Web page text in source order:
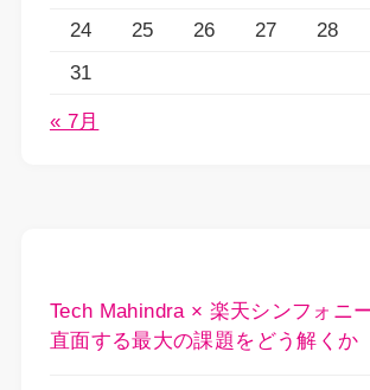
24
25 26 27 28
31
« 7月
Tech Mahindra × 楽天シンフォニ
直面する最大の課題をどう解くか